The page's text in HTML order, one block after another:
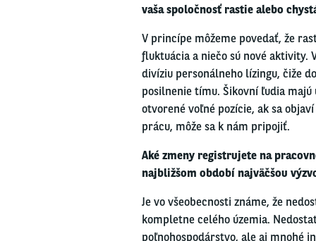
vaša spoločnosť rastiealebo
V princípemôžeme povedať, že
fluktuácia a niečo sú nové aktivity.
divíziu personálneho lízingu, čiže
posilnenietímu. Šikovní ľudia majú
otvorenévoľné pozície, ak sa
prácu, môže sa k nám pripojiť.
Aké zmeny registrujete na
najbližšom období najväčšou
Je vo všeobecnosti známe, že
kompletne celého územia.
poľnohospodárstvo, ale aj mnohé